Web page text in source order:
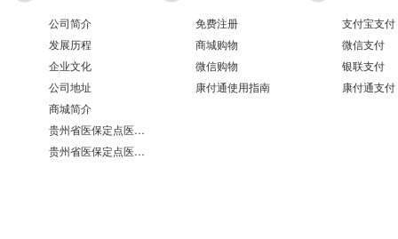
公司简介
发展历程
企业文化
公司地址
商城简介
贵州省医保定点医疗机构医保服务情况表（第551分店）
贵州省医保定点医疗机构医保服务情况表（第100分店）
免费注册
商城购物
微信购物
康付通使用指南
支付宝支付
微信支付
银联支付
康付通支付